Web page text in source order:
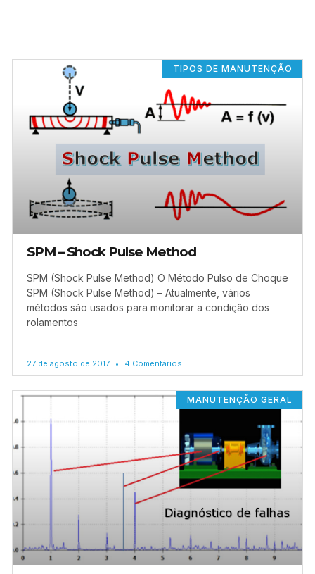
TIPOS DE MANUTENÇÃO
SPM – Shock Pulse Method
SPM (Shock Pulse Method) O Método Pulso de Choque
SPM (Shock Pulse Method) – Atualmente, vários
métodos são usados para monitorar a condição dos
rolamentos
27 de agosto de 2017 4 Comentários
MANUTENÇÃO GERAL